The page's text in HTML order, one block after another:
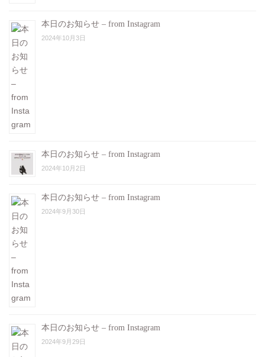
本日のお知らせ – from Instagram
2024年10月3日
本日のお知らせ – from Instagram
2024年10月2日
本日のお知らせ – from Instagram
2024年9月30日
本日のお知らせ – from Instagram
2024年9月29日